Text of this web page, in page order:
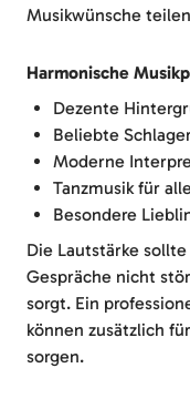
Musikwünsche
Harmonische
Dezente
Beliebte
Moderne
Tanzmusik für
Besondere
Die Lautstärke
Gespräche nicht
sorgt. Ein
können zusätzlich
sorgen.